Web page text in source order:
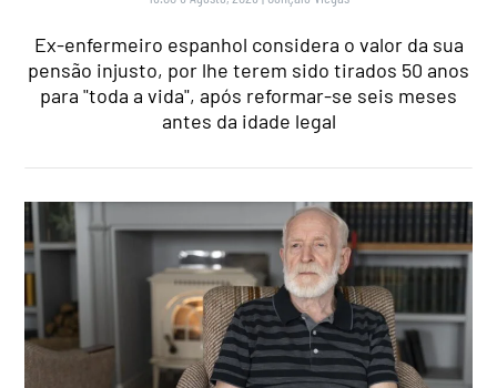
Ex-enfermeiro espanhol considera o valor da sua
pensão injusto, por lhe terem sido tirados 50 anos
para "toda a vida", após reformar-se seis meses
antes da idade legal